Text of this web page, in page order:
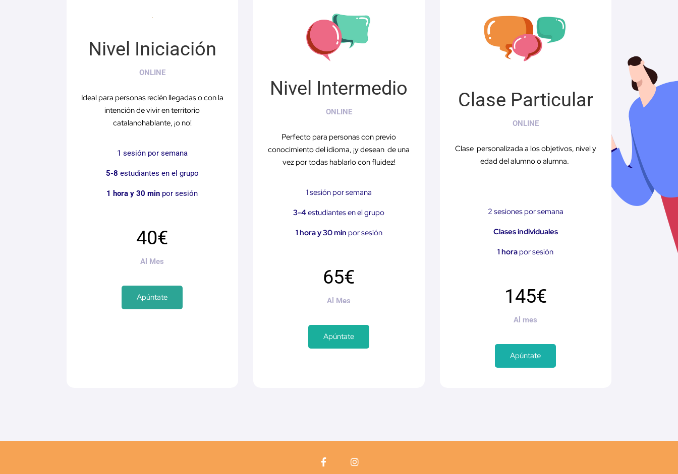
Nivel Iniciación
ONLINE
Ideal para personas recién llegadas o con la
intención de vivir en territorio
catalanohablante, ¡o no!
1 sesión por semana
5-8 estudiantes en el grupo
1 hora y 30 min por sesión
40€
Al Mes
Apúntate
Nivel Intermedio
ONLINE
Perfecto para personas con previo
conocimiento del idioma, ¡y desean de una
vez por todas hablarlo con fluidez!
1 sesión por semana
3-4estudiantes en el grupo
1 hora y 30 min por sesión
65€
Al Mes
Apúntate
Clase Particular
ONLINE
Clase personalizada a los objetivos, nivel y
edad del alumno o alumna.
2 sesiones por semana
Clases individuales
1 hora por sesión
145€
Al mes
Apúntate